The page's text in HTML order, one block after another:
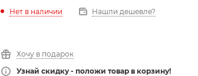
Нет в наличии Нашли дешевле?
Хочу в подарок
Узнай скидку - положи товар в корзину!